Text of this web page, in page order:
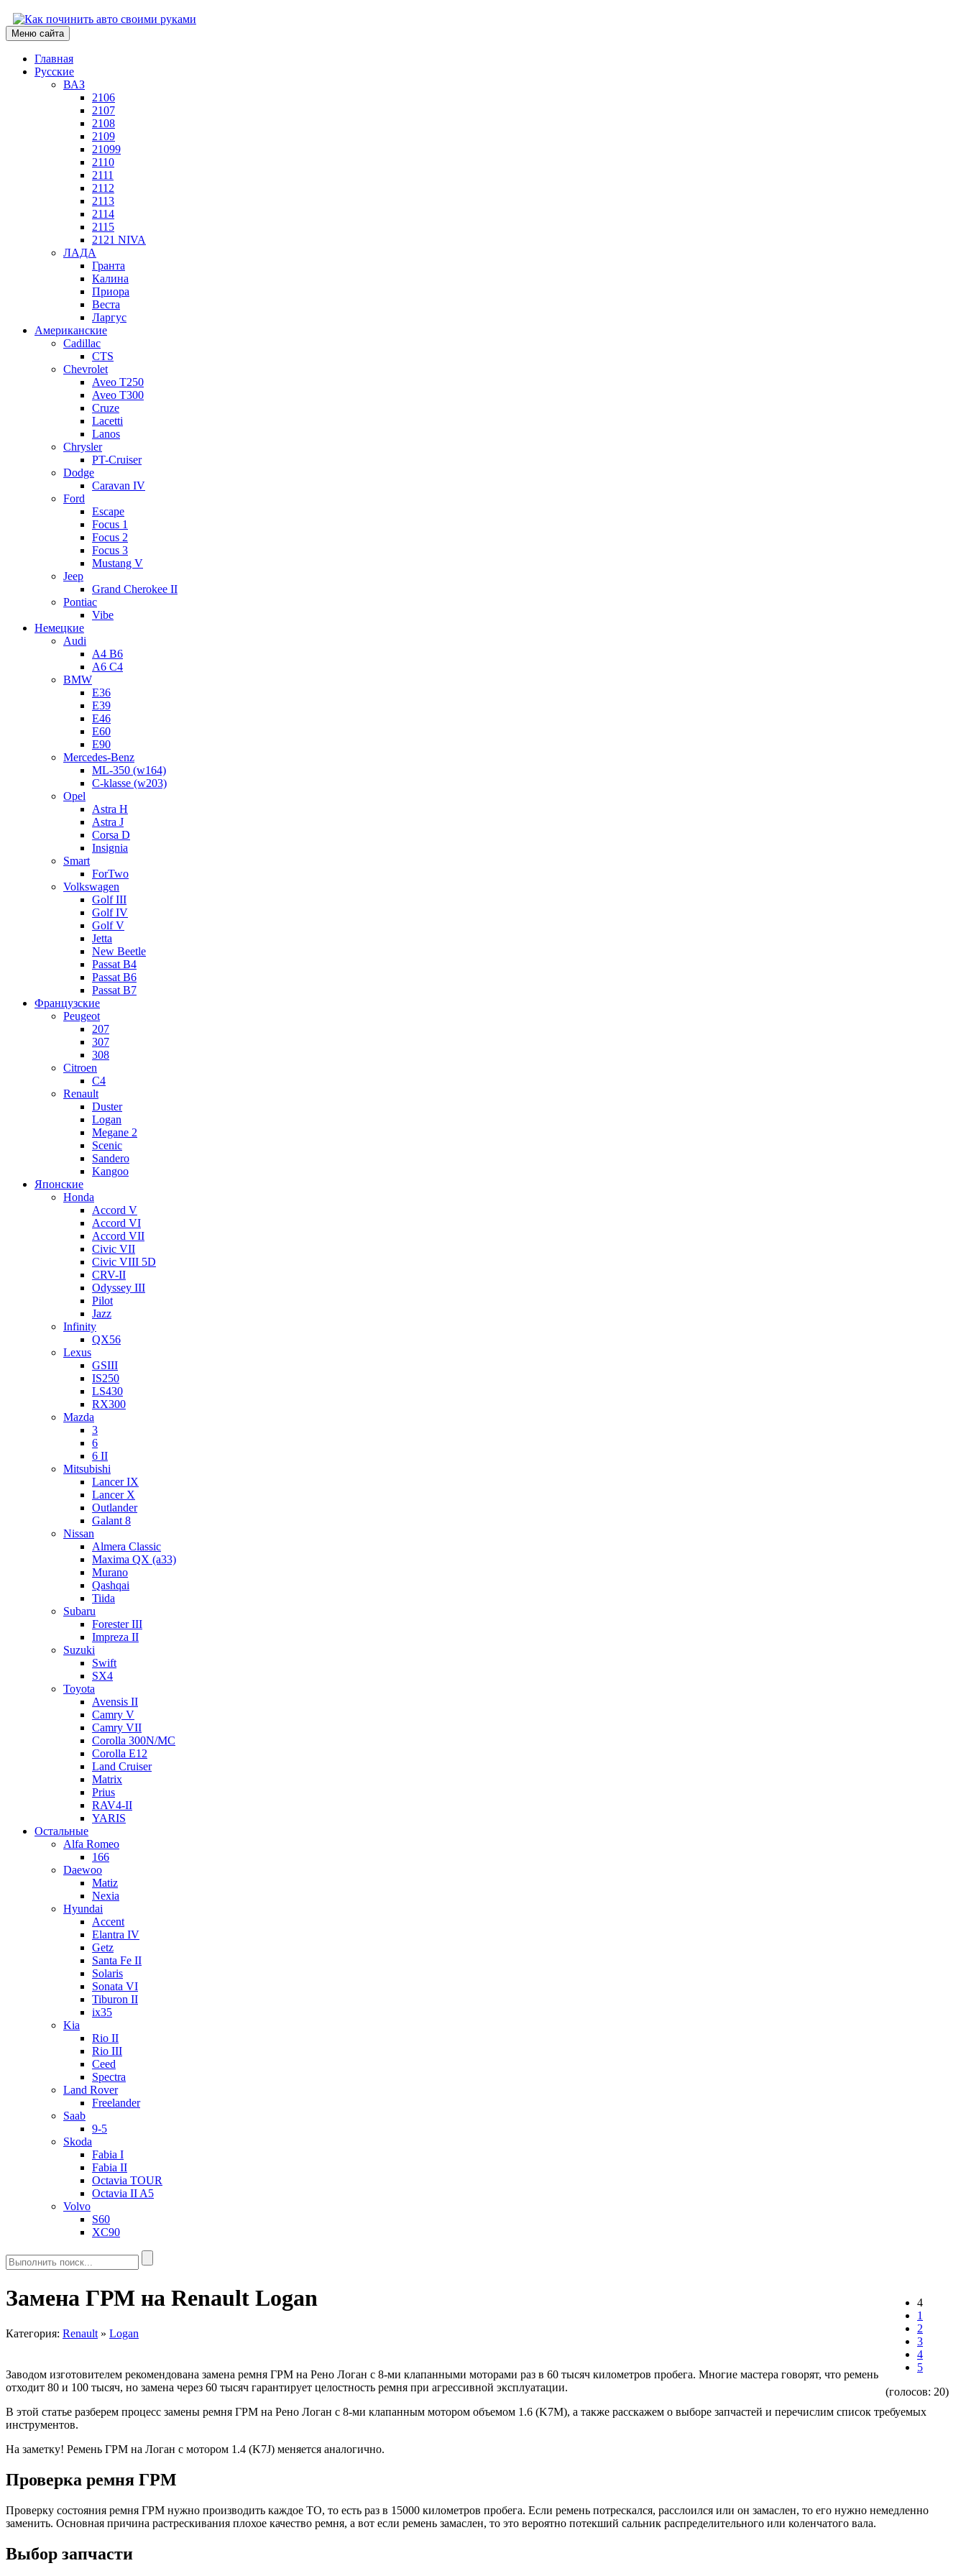
Меню сайта
Главная
Русские
ВАЗ
2106
2107
2108
2109
21099
2110
2111
2112
2113
2114
2115
2121 NIVA
ЛАДА
Гранта
Калина
Приора
Веста
Ларгус
Американские
Cadillac
CTS
Chevrolet
Aveo Т250
Aveo T300
Cruze
Lacetti
Lanos
Chrysler
PT-Cruiser
Dodge
Caravan IV
Ford
Escape
Focus 1
Focus 2
Focus 3
Mustang V
Jeep
Grand Cherokee II
Pontiac
Vibe
Немецкие
Audi
A4 B6
A6 C4
BMW
E36
E39
E46
E60
E90
Mercedes-Benz
ML-350 (w164)
C-klasse (w203)
Opel
Astra H
Astra J
Corsa D
Insignia
Smart
ForTwo
Volkswagen
Golf III
Golf IV
Golf V
Jetta
New Beetle
Passat B4
Passat B6
Passat B7
Французские
Peugeot
207
307
308
Citroen
C4
Renault
Duster
Logan
Megane 2
Scenic
Sandero
Kangoo
Японские
Honda
Accord V
Accord VI
Accord VII
Civic VII
Civic VIII 5D
CRV-II
Odyssey III
Pilot
Jazz
Infinity
QX56
Lexus
GSIII
IS250
LS430
RX300
Mazda
3
6
6 II
Mitsubishi
Lancer IX
Lancer X
Outlander
Galant 8
Nissan
Almera Classic
Maxima QX (a33)
Murano
Qashqai
Tiida
Subaru
Forester III
Impreza II
Suzuki
Swift
SX4
Toyota
Avensis II
Camry V
Camry VII
Corolla 300N/MC
Corolla E12
Land Cruiser
Matrix
Prius
RAV4-II
YARIS
Остальные
Alfa Romeo
166
Daewoo
Matiz
Nexia
Hyundai
Accent
Elantra IV
Getz
Santa Fe II
Solaris
Sonata VI
Tiburon II
ix35
Kia
Rio II
Rio III
Ceed
Spectra
Land Rover
Freelander
Saab
9-5
Skoda
Fabia I
Fabia II
Octavia TOUR
Octavia II A5
Volvo
S60
XC90
4
1
2
3
4
5
(голосов: 20)
Замена ГРМ на Renault Logan
Категория: Renault » Logan
Заводом изготовителем рекомендована замена ремня ГРМ на Рено Логан с 8-ми клапанными моторами раз в 60 тысяч километров пробега. Многие мастера говорят, что ремень
отходит 80 и 100 тысяч, но замена через 60 тысяч гарантирует целостность ремня при агрессивной эксплуатации.
В этой статье разберем процесс замены ремня ГРМ на Рено Логан с 8-ми клапанным мотором объемом 1.6 (K7M), а также расскажем о выборе запчастей и перечислим список требуемых
инструментов.
На заметку! Ремень ГРМ на Логан с мотором 1.4 (K7J) меняется аналогично.
Проверка ремня ГРМ
Проверку состояния ремня ГРМ нужно производить каждое ТО, то есть раз в 15000 километров пробега. Если ремень потрескался, расслоился или он замаслен, то его нужно немедленно
заменить. Основная причина растрескивания плохое качество ремня, а вот если ремень замаслен, то это вероятно потекший сальник распределительного или коленчатого вала.
Выбор запчасти